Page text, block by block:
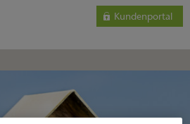
Kundenportal